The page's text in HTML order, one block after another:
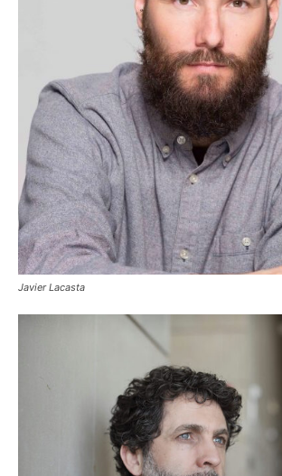
Javier Lacasta